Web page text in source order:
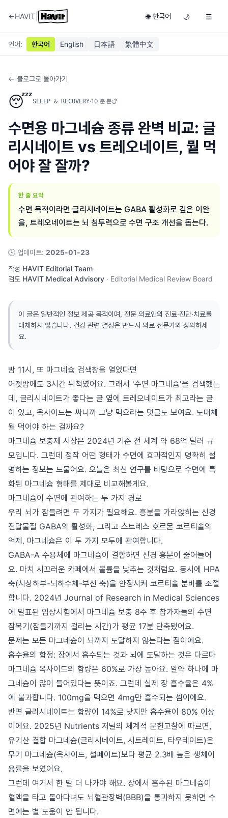
←HAVIT 🌐 한국어 🌙 ☰
언어: 한국어 English 日本語 繁體中文
← 블로그로 돌아가기
😴SLEEP & RECOVERY·10 분 분량
수면용 마그네슘 종류 완벽 비교: 글
리시네이트 vs 트레오네이트, 뭘 먹
어야 잘 잘까?
한 줄 요약
수면 목적이라면 글리시네이트는 GABA 활성화로 깊은 이완
을, 트레오네이트는 뇌 침투력으로 수면 구조 개선을 돕는다.
🕓 업데이트: 2025-01-23
작성 HAVIT Editorial Team·
검토 HAVIT Medical Advisory · Editorial Medical Review Board
이 글은 일반적인 정보 제공 목적이며, 전문 의료인의 진료·진단·치료를
대체하지 않습니다. 건강 관련 결정은 반드시 의료 전문가와 상의하세
요.
밤 11시, 또 마그네슘 검색창을 열었다면
어젯밤에도 3시간 뒤척였어요. 그래서 '수면 마그네슘'을 검색했는
데, 글리시네이트가 좋다는 글 옆에 트레오네이트가 최고라는 글
이 있고, 옥사이드는 싸니까 그냥 먹으라는 댓글도 보여요. 도대체
뭘 먹어야 하는 걸까요?
마그네슘 보충제 시장은 2024년 기준 전 세계 약 68억 달러 규
모입니다. 그런데 정작 어떤 형태가 수면에 효과적인지 명확히 설
명하는 정보는 드물어요. 오늘은 최신 연구를 바탕으로 수면에 특
화된 마그네슘 형태를 제대로 비교해볼게요.
마그네슘이 수면에 관여하는 두 가지 경로
우리 뇌가 잠들려면 두 가지가 필요해요. 흥분을 가라앉히는 신경
전달물질 GABA의 활성화, 그리고 스트레스 호르몬 코르티솔의
억제. 마그네슘은 이 두 가지 모두에 관여합니다.
GABA-A 수용체에 마그네슘이 결합하면 신경 흥분이 줄어들어
요. 마치 시끄러운 카페에서 볼륨을 낮추는 것처럼요. 동시에 HPA
축(시상하부-뇌하수체-부신 축)을 안정시켜 코르티솔 분비를 조절
합니다. 2024년 Journal of Research in Medical Sciences
에 발표된 임상시험에서 마그네슘 보충 8주 후 참가자들의 수면
잠복기(잠들기까지 걸리는 시간)가 평균 17분 단축됐어요.
문제는 모든 마그네슘이 뇌까지 도달하지 않는다는 점이에요.
흡수율의 함정: 장에서 흡수되는 것과 뇌에 도달하는 것은 다르다
마그네슘 옥사이드의 함량은 60%로 가장 높아요. 알약 하나에 마
그네슘이 많이 들어있다는 뜻이죠. 그런데 실제 장 흡수율은 4%
에 불과합니다. 100mg을 먹으면 4mg만 흡수되는 셈이에요.
반면 글리시네이트는 함량이 14%로 낮지만 흡수율이 80% 이상
이에요. 2025년 Nutrients 저널의 체계적 문헌고찰에 따르면,
유기산 결합 마그네슘(글리시네이트, 시트레이트, 타우레이트)은
무기 마그네슘(옥사이드, 설페이트)보다 평균 2.3배 높은 생체이
용률을 보였어요.
그런데 여기서 한 발 더 나가야 해요. 장에서 흡수된 마그네슘이
혈액을 타고 돌아다녀도 뇌혈관장벽(BBB)을 통과하지 못하면 수
면에는 별 도움이 안 됩니다.